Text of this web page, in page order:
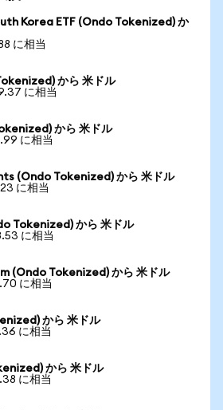
Korea ETF (Ondo Tokenized) か
に相当
から 米ドル
に相当
から 米ドル
に相当
(Ondo Tokenized) から 米ドル
に相当
Tokenized) から 米ドル
に相当
(Ondo Tokenized) から 米ドル
に相当
から 米ドル
に相当
から 米ドル
に相当